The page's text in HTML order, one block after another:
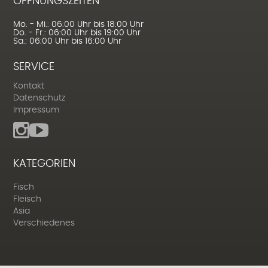
Mo. - Mi.: 06:00 Uhr bis 18:00 Uhr
Do. - Fr.: 06:00 Uhr bis 19:00 Uhr
Sa.: 06:00 Uhr bis 16:00 Uhr
SERVICE
Kontakt
Datenschutz
Impressum
KATEGORIEN
Fisch
Fleisch
Asia
Verschiedenes